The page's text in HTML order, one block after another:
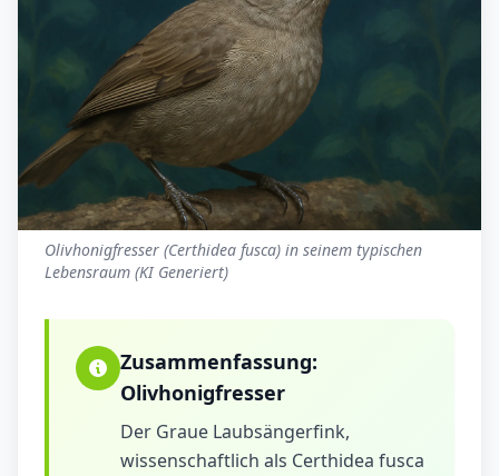
Olivhonigfresser (Certhidea fusca) in seinem typischen
Lebensraum (KI Generiert)
Zusammenfassung:
Olivhonigfresser
Der Graue Laubsängerfink,
wissenschaftlich als Certhidea fusca